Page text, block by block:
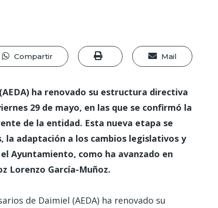
Compartir Mail
ha renovado su estructura directiva
29 de mayo, en las que se confirmó la
de la entidad. Esta nueva etapa se
la adaptación a los cambios legislativos y
Ayuntamiento, como ha avanzado en
Lorenzo García-Muñoz.
de Daimiel (AEDA) ha renovado su